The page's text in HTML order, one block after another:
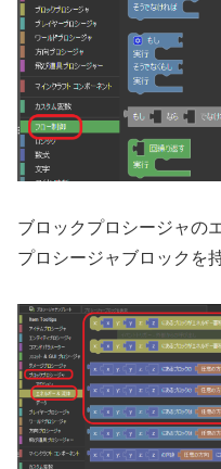
ブロックプロシージャの
プロシージャブロックを